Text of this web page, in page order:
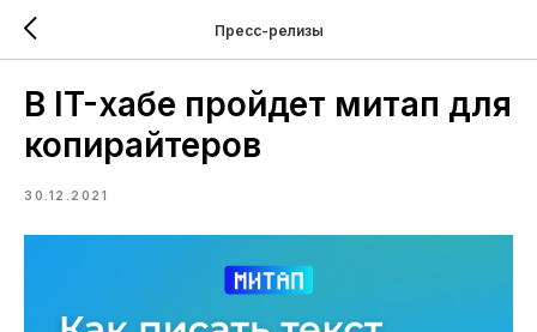
Пресс-релизы
В IT-хабе пройдет митап для
копирайтеров
30.12.2021